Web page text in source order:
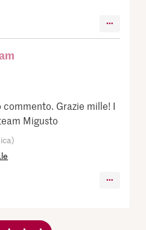
commento. Grazie mille! I
Migusto